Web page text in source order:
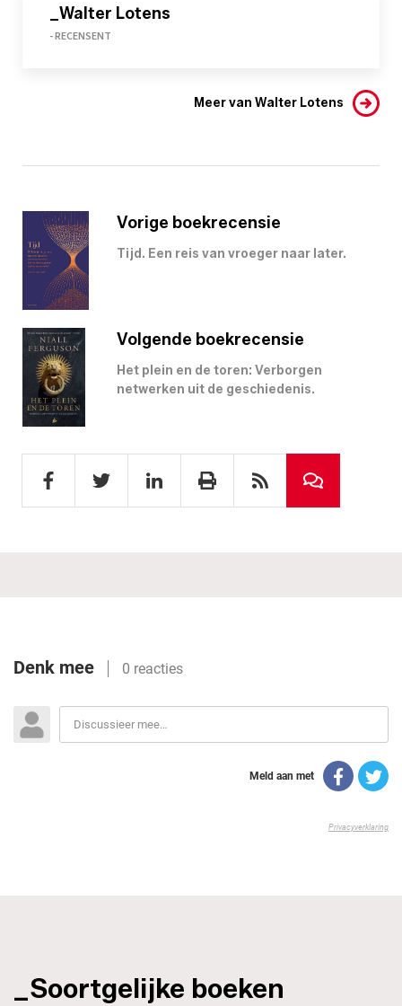
_Walter Lotens
- RECENSENT
Meer van Walter Lotens
Vorige boekrecensie
Tijd. Een reis van vroeger naar later.
Volgende boekrecensie
Het plein en de toren: Verborgen
netwerken uit de geschiedenis.
_Soortgelijke boeken